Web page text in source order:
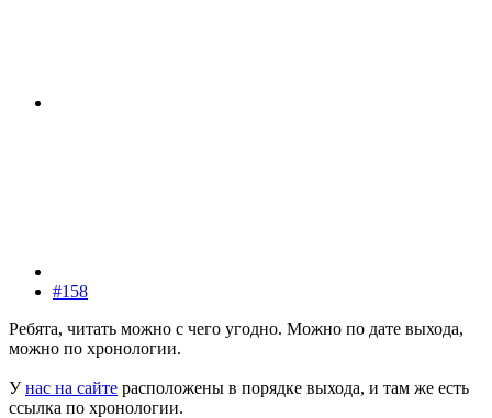
#158
Ребята, читать можно с чего угодно. Можно по дате выхода,
можно по хронологии.
Унас на сайте расположены в порядке выхода, и там же есть
ссылка по хронологии.